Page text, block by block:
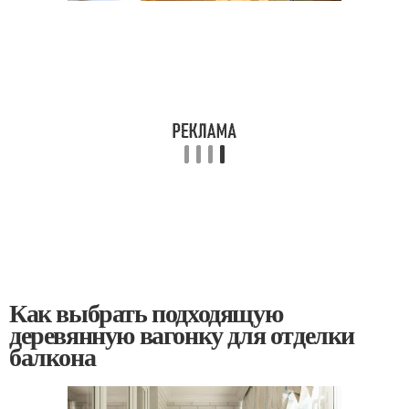
Как выбрать подходящую
деревянную вагонку для отделки
балкона